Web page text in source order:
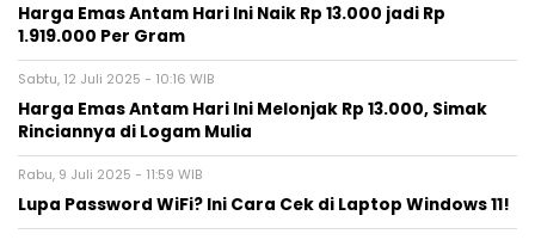
Harga Emas Antam Hari Ini Naik Rp 13.000 jadi Rp
1.919.000 Per Gram
Sabtu, 12 Juli 2025 - 10:16 WIB
Harga Emas Antam Hari Ini Melonjak Rp 13.000, Simak
Rinciannya di Logam Mulia
Rabu, 9 Juli 2025 - 11:59 WIB
Lupa Password WiFi? Ini Cara Cek di Laptop Windows 11!